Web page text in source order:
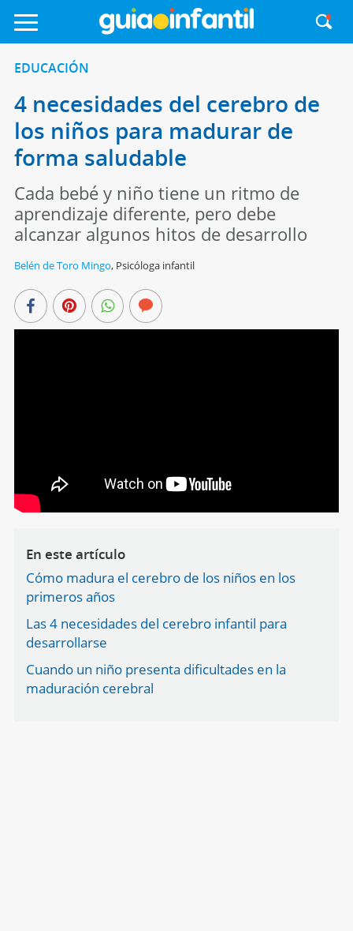
EDUCACIÓN
4 necesidades del cerebro de
los niños para madurar de
forma saludable
Cada bebé y niño tiene un ritmo de
aprendizaje diferente, pero debe
alcanzar algunos hitos de desarrollo
Belén de Toro Mingo, Psicóloga infantil
En este artículo
Cómo madura el cerebro de los niños en los
primeros años
Las 4 necesidades del cerebro infantil para
desarrollarse
Cuando un niño presenta dificultades en la
maduración cerebral